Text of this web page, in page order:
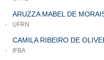
ARUZZA MABEL DE
UFRN
CAMILA RIBEIRO DE
IFBA